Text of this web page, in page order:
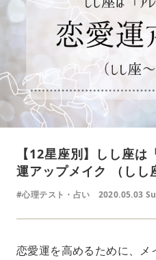
【12星座別】しし座
運アップメイク （しし
#心理テスト・占い 2020.05.03
恋愛運を高めるために、メ